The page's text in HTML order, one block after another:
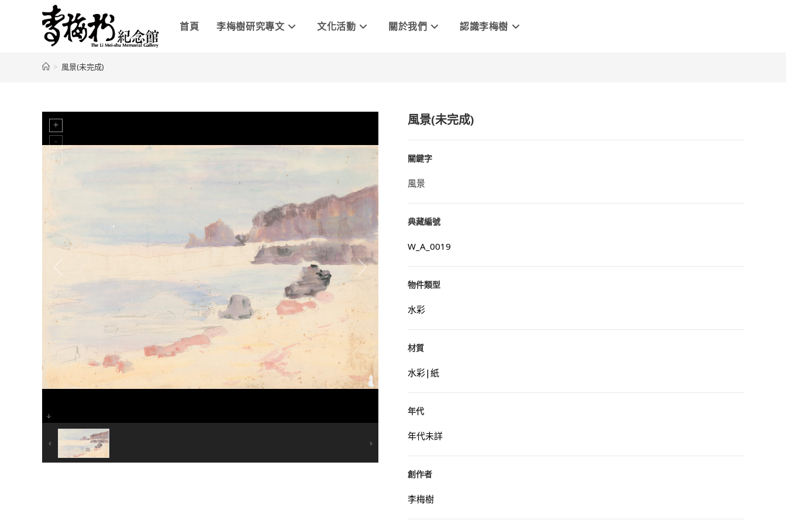
首頁 李梅樹研究專文 文化活動 關於我們 認識李梅樹
> 風景(未完成)
風景(未完成)
關鍵字
風景
典藏編號
W_A_0019
物件類型
水彩
材質
水彩|紙
年代
年代未詳
創作者
李梅樹